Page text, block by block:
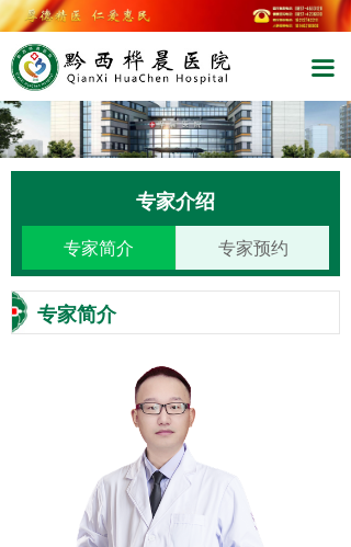
끀
专家介绍
专家简介 专家预约
专家简介